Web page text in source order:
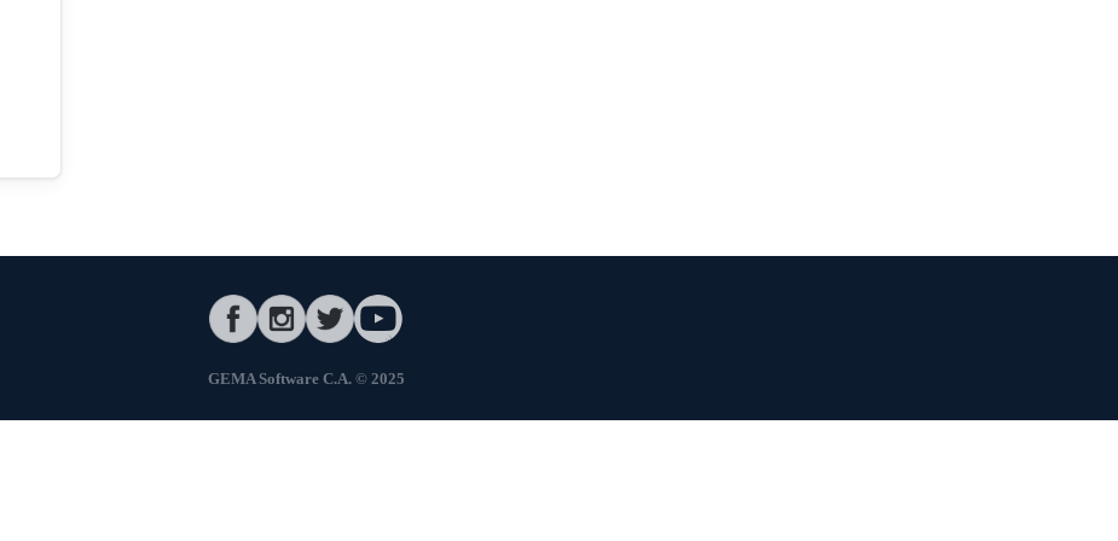
GEMA Software C.A. © 2025